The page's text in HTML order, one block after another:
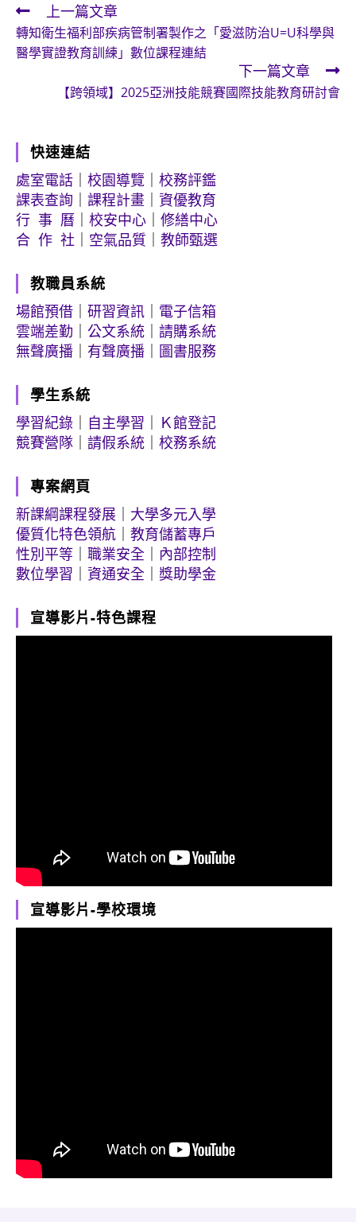
Read
more
articles
上一篇文章
轉知衛生福利部疾病管制署製作之「愛滋防治U=U科學與
醫學實證教育訓練」數位課程連結
下一篇文章
【跨領域】2025亞洲技能競賽國際技能教育研討會
快速連結
處室電話
校園導覽
校務評鑑
課表查詢
課程計畫
資優教育
行 事 曆
校安中心
修繕中心
合 作 社
空氣品質 教師甄選
教職員系統
場館預借
研習資訊
電子信箱
雲端差勤
公文系統
請購系統
無聲廣播
有聲廣播 圖書服務
學生系統
學習紀錄
自主學習
Ｋ館登記
競賽營隊
請假系統 校務系統
專案網頁
新課綱課程發展
大學多元入學
優質化特色領航
教育儲蓄專戶
性別平等
職業安全
內部控制
數位學習
資通安全 獎助學金
宣導影片-特色課程
宣導影片-學校環境